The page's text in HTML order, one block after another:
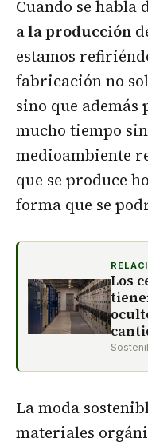
Cuando se habla
a la producción
estamos
fabricación no
sino que además
mucho tiempo
medioambiente
que se produce
forma que se
Los
La moda
materiales